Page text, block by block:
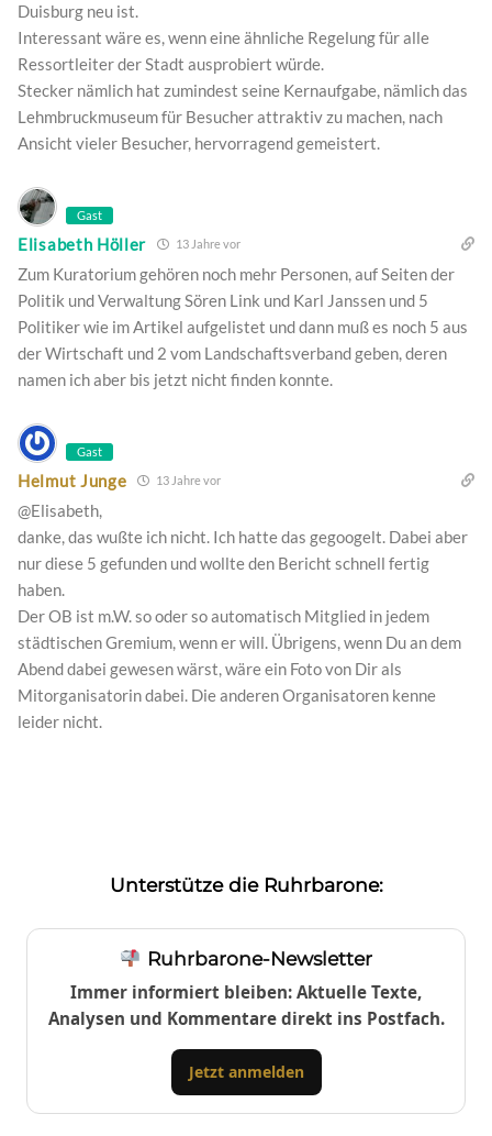
Duisburg neu ist.
Interessant wäre es, wenn eine ähnliche Regelung für alle
Ressortleiter der Stadt ausprobiert würde.
Stecker nämlich hat zumindest seine Kernaufgabe, nämlich das
Lehmbruckmuseum für Besucher attraktiv zu machen, nach
Ansicht vieler Besucher, hervorragend gemeistert.
Gast
Elisabeth Höller 13 Jahre vor
Zum Kuratorium gehören noch mehr Personen, auf Seiten der
Politik und Verwaltung Sören Link und Karl Janssen und 5
Politiker wie im Artikel aufgelistet und dann muß es noch 5 aus
der Wirtschaft und 2 vom Landschaftsverband geben, deren
namen ich aber bis jetzt nicht finden konnte.
Gast
Helmut Junge 13 Jahre vor
@Elisabeth,
danke, das wußte ich nicht. Ich hatte das gegoogelt. Dabei aber
nur diese 5 gefunden und wollte den Bericht schnell fertig
haben.
Der OB ist m.W. so oder so automatisch Mitglied in jedem
städtischen Gremium, wenn er will. Übrigens, wenn Du an dem
Abend dabei gewesen wärst, wäre ein Foto von Dir als
Mitorganisatorin dabei. Die anderen Organisatoren kenne
leider nicht.
Unterstütze die Ruhrbarone:
Ruhrbarone-Newsletter
Immer informiert bleiben: Aktuelle Texte,
Analysen und Kommentare direkt ins Postfach.
Jetzt anmelden